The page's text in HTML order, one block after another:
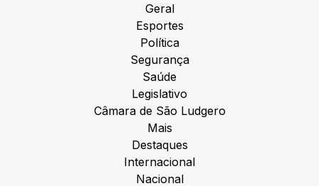
Geral
Esportes
Política
Segurança
Saúde
Legislativo
Câmara de São Ludgero
Mais
Destaques
Internacional
Nacional